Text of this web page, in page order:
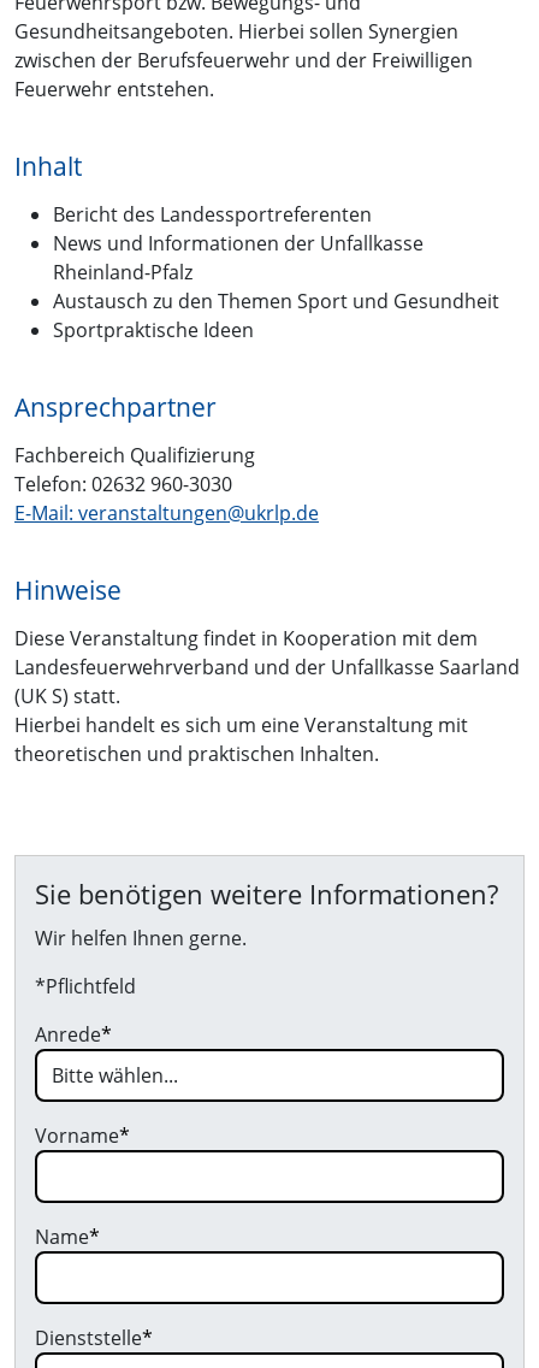
Gesundheitsangeboten. Hierbei sollen Synergien
zwischen der Berufsfeuerwehr und der Freiwilligen
Feuerwehr entstehen.
Inhalt
Bericht des Landessportreferenten
News und Informationen der Unfallkasse
Rheinland-Pfalz
Austausch zu den Themen Sport und Gesundheit
Sportpraktische Ideen
Ansprechpartner
Fachbereich Qualifizierung
Telefon: 02632 960-3030
E-Mail: veranstaltungen@ukrlp.de
Hinweise
Diese Veranstaltung findet in Kooperation mit dem
Landesfeuerwehrverband und der Unfallkasse Saarland
(UK S) statt.
Hierbei handelt es sich um eine Veranstaltung mit
theoretischen und praktischen Inhalten.
Sie benötigen weitere Informationen?
Wir helfen Ihnen gerne.
*Pflichtfeld
Anrede*
Vorname*
Name*
Dienststelle*